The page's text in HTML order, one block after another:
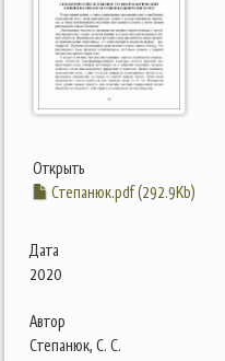
Открыть
Степанюк.pdf (292.9Kb)
Дата
2020
Автор
Степанюк, С. С.